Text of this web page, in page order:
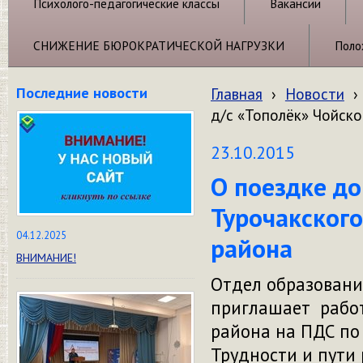
Психолого-педагогические классы Вакансии
СНИЖЕНИЕ БЮРОКРАТИЧЕСКОЙ НАГРУЗКИ
Последние новости
04.12.2025
ВНИМАНИЕ!
Главная › Новости ›
д/с «Тополёк»
23.10.2015
О поездке
района
Отдел
приглашает
района на ПДС
Трудности и